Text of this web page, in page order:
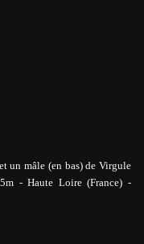
un mâle (en bas) de Virgule
-Haute Loire(France) -